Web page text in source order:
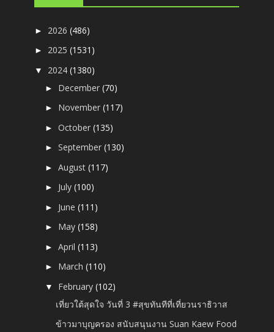
► 2026(486)
► 2025(1531)
▼ 2024(1380)
► December(70)
► November(117)
►October(135)
►September(130)
►August(117)
► July(100)
► June(111)
► May(158)
►April(113)
► March(110)
▼ February(102)
เที่ยวใต้สุดใจ วันที่ 3 #สุขทันทีที่เที่ยวนราธิวาส
ข้าวมาบุญครอง สนับสนุนงาน Suan Kaew Food